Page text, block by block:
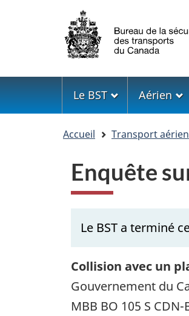
Sélection
de
la
langue
Menu
Le BST Aérien
Accueil Transport aérien
Enquête
Le BST a terminé
Collision avec un
Gouvernement du
MBB BO 105 S